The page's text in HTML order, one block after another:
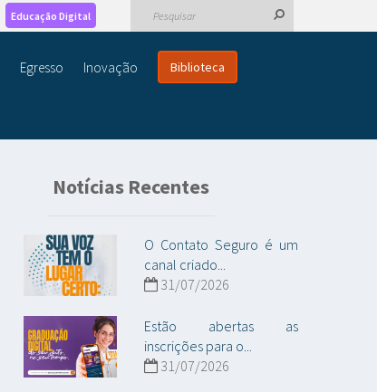
Educação Digital
Egresso Inovação Biblioteca
Notícias Recentes
O Contato Seguro é um
canal criado...
31/07/2026
Estão abertas as
inscrições para o...
31/07/2026